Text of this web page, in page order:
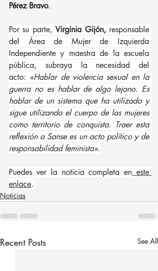
Pérez Bravo.
Por su parte, Virginia Gijón, responsable
del Área de Mujer de Izquierda
Independiente y maestra de la escuela
pública, subraya la necesidad del
acto: «Hablar de violencia sexual en la
guerra no es hablar de algo lejano. Es
hablar de un sistema que ha utilizado y
sigue utilizando el cuerpo de las mujeres
como territorio de conquista. Traer esta
reflexión a Sanse es un acto político y de
responsabilidad feminista».
Puedes ver la noticia completa en este
enlace.
Noticias
Recent Posts See All